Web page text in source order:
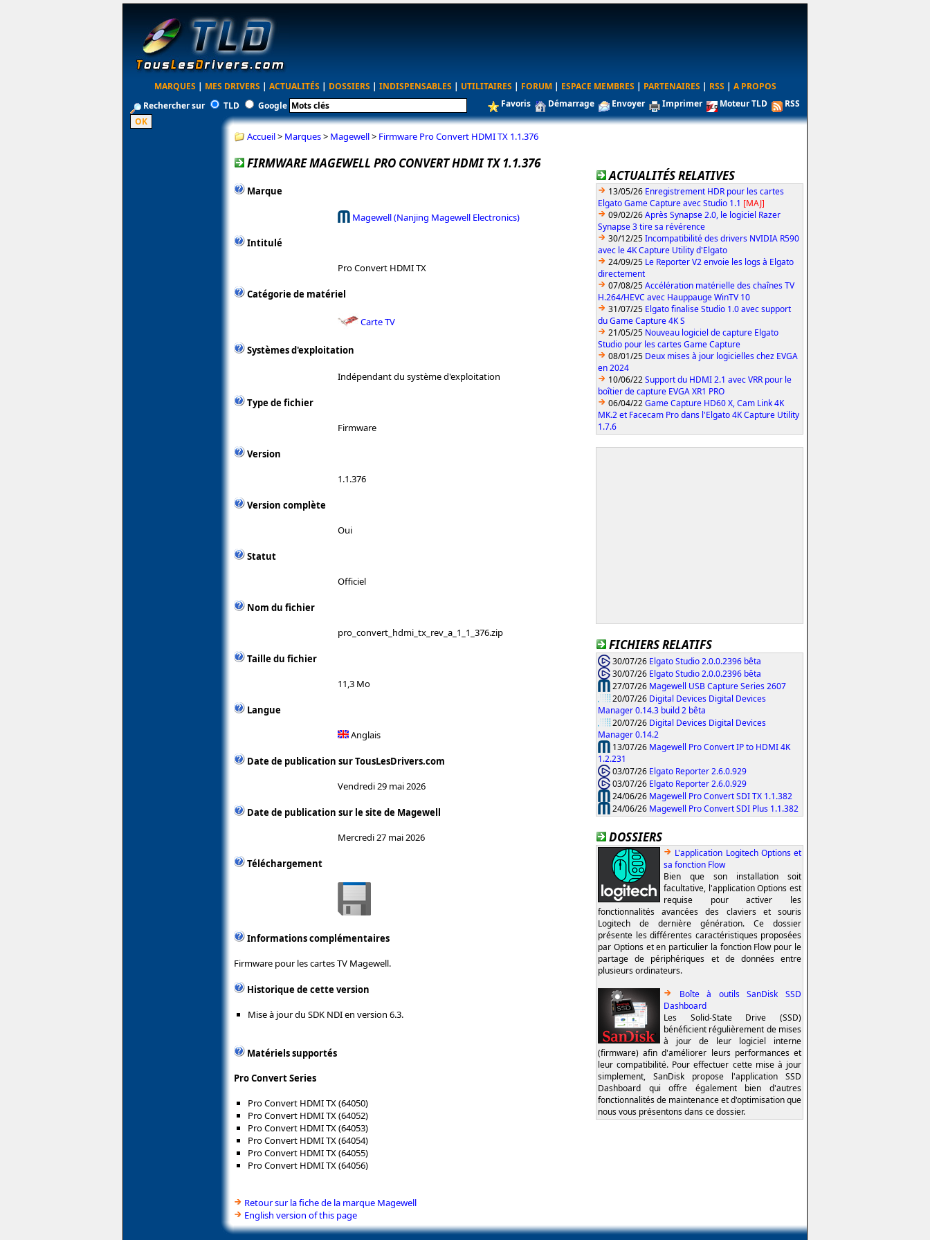
MARQUES | MES DRIVERS | ACTUALITÉS | DOSSIERS | INDISPENSABLES | UTILITAIRES | FORUM | ESPACE MEMBRES | PARTENAIRES | RSS | A PROPOS
Rechercher sur
TLD Google Favoris Démarrage Envoyer Imprimer Moteur TLD RSS
Accueil> Marques> Magewell> Firmware Pro Convert HDMI TX 1.1.376
FIRMWARE MAGEWELL PRO CONVERT HDMI TX 1.1.376
Marque
Magewell (Nanjing Magewell Electronics)
Intitulé
Pro Convert HDMI TX
Catégorie de matériel
Carte TV
Systèmes d'exploitation
Indépendant du système d'exploitation
Type de fichier
Firmware
Version
1.1.376
Version complète
Oui
Statut
Officiel
Nom du fichier
pro_convert_hdmi_tx_rev_a_1_1_376.zip
Taille du fichier
11,3 Mo
Langue
Anglais
Date de publication sur TousLesDrivers.com
Vendredi 29 mai 2026
Date de publication sur le site de Magewell
Mercredi 27 mai 2026
Téléchargement
Informations complémentaires
Firmware pour les cartes TV Magewell.
Historique de cette version
Mise à jour du SDK NDI en version 6.3.
Matériels supportés
Pro Convert Series
Pro Convert HDMI TX (64050)
Pro Convert HDMI TX (64052)
Pro Convert HDMI TX (64053)
Pro Convert HDMI TX (64054)
Pro Convert HDMI TX (64055)
Pro Convert HDMI TX (64056)
Retour sur la fiche de la marque Magewell
English version of this page
ACTUALITÉS RELATIVES
13/05/26 Enregistrement HDR pour les cartes
Elgato Game Capture avec Studio 1.1 [MAJ]
09/02/26Après Synapse 2.0, le logiciel Razer
Synapse 3 tire sa révérence
30/12/25Incompatibilité des drivers NVIDIA R590
avec le 4K Capture Utility d'Elgato
24/09/25 Le Reporter V2 envoie les logs à Elgato
directement
07/08/25Accélération matérielle des chaînes TV
H.264/HEVC avec Hauppauge WinTV 10
31/07/25 Elgato finalise Studio 1.0 avec support
du Game Capture 4K S
21/05/25 Nouveau logiciel de capture Elgato
Studio pour les cartes Game Capture
08/01/25 Deux mises à jour logicielles chez EVGA
en 2024
10/06/22Support du HDMI 2.1 avec VRR pour le
boîtier de capture EVGA XR1 PRO
06/04/22Game Capture HD60 X, Cam Link 4K
MK.2 et Facecam Pro dans l'Elgato 4K Capture Utility
1.7.6
FICHIERS RELATIFS
30/07/26 Elgato Studio 2.0.0.2396 bêta
30/07/26 Elgato Studio 2.0.0.2396 bêta
27/07/26 Magewell USB Capture Series 2607
20/07/26 Digital Devices Digital Devices
Manager 0.14.3 build 2 bêta
20/07/26 Digital Devices Digital Devices
Manager 0.14.2
13/07/26 Magewell Pro Convert IP to HDMI 4K
1.2.231
03/07/26 Elgato Reporter 2.6.0.929
03/07/26 Elgato Reporter 2.6.0.929
24/06/26 Magewell Pro Convert SDI TX 1.1.382
24/06/26 Magewell Pro Convert SDI Plus 1.1.382
DOSSIERS
L'application Logitech Options et
sa fonction Flow
Bien que son installation soit
facultative, l'application Options est
requise pour activer les
fonctionnalités avancées des claviers et souris
Logitech de dernière génération. Ce dossier
présente les différentes caractéristiques proposées
par Options et en particulier la fonction Flow pour le
partage de périphériques et de données entre
plusieurs ordinateurs.
Boîte à outils SanDisk SSD
Dashboard
Les Solid-State Drive (SSD)
bénéficient régulièrement de mises
à jour de leur logiciel interne
(firmware) afin d'améliorer leurs performances et
leur compatibilité. Pour effectuer cette mise à jour
simplement, SanDisk propose l'application SSD
Dashboard qui offre également bien d'autres
fonctionnalités de maintenance et d'optimisation que
nous vous présentons dans ce dossier.